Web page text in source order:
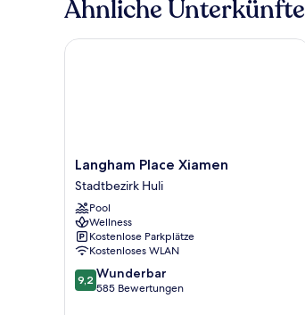
Ähnliche Unterkünfte
Langham
Place
Xiamen
Stadtbezirk
Huli
Langham Place Xiamen
Stadtbezirk Huli
Pool
Wellness
Kostenlose Parkplätze
Kostenloses WLAN
9.2
von
9,2 Wunderbar
585 Bewertungen
Langham Place Xiamen